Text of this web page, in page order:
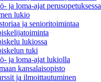
ja loma-ajat perusopetuksessa
lukio
ja senioritoimintaa
lukiossa
tuki
ja loma-ajat lukiolla
kansalaisopisto
ja ilmoittautuminen